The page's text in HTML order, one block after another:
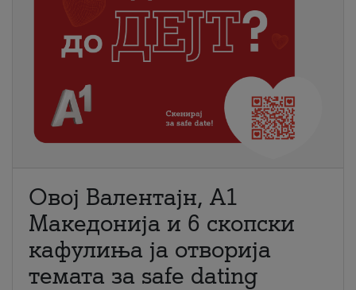
Овој Валентајн, A1
Македонија и 6 скопски
кафулиња ја отворија
темата за safe dating